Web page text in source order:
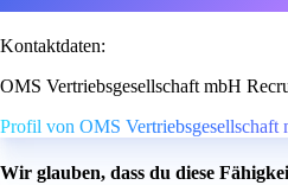
Kontaktdaten:
OMS Vertriebsgesellschaft mbH
Profil von OMS Vertriebsgesellschaft
Wir glauben, dass du diese